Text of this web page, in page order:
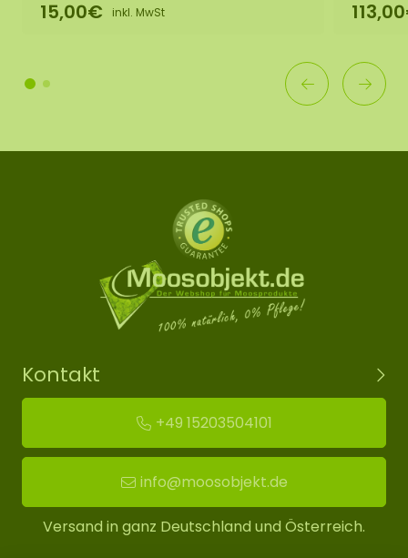
15,00€ inkl. MwSt
Kontakt
+49 15203504101
info@moosobjekt.de
Versand in ganz Deutschland und Österreich.